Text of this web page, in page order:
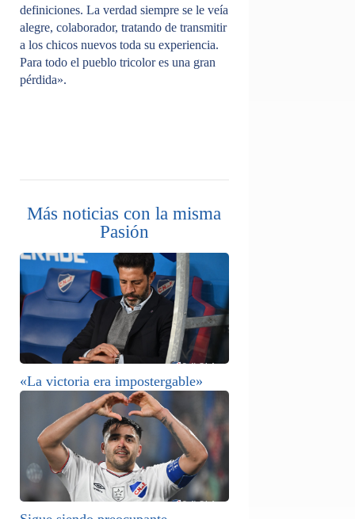
definiciones. La verdad siempre se le veía
alegre, colaborador, tratando de transmitir
a los chicos nuevos toda su experiencia.
Para todo el pueblo tricolor es una gran
pérdida».
Más noticias con la misma
Pasión
«La victoria era impostergable»